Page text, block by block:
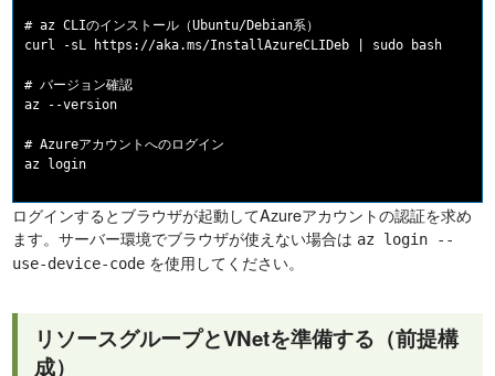
# az CLIのインストール（Ubuntu/Debian系）
curl -sL https://aka.ms/InstallAzureCLIDeb | sudo bash
# バージョン確認
az --version
# Azureアカウントへのログイン
ログインするとブラウザが起動してAzureアカウントの認証を求め
ます。サーバー環境でブラウザが使えない場合は az login --
use-device-code を使用してください。
リソースグループとVNetを準備する（前提構
成）